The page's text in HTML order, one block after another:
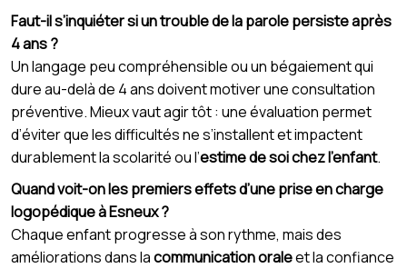
Faut-il s’inquiéter si un trouble de la parole persiste après
4 ans ?
Un langage peu compréhensible ou un bégaiement qui
dure au-delà de 4 ans doivent motiver une consultation
préventive. Mieux vaut agir tôt : une évaluation permet
d’éviter que les difficultés ne s’installent et impactent
durablement la scolarité ou l’estime de soi chez l’enfant.
Quand voit-on les premiers effets d’une prise en charge
logopédique à Esneux ?
Chaque enfant progresse à son rythme, mais des
améliorations dans lacommunication oraleet la confiance